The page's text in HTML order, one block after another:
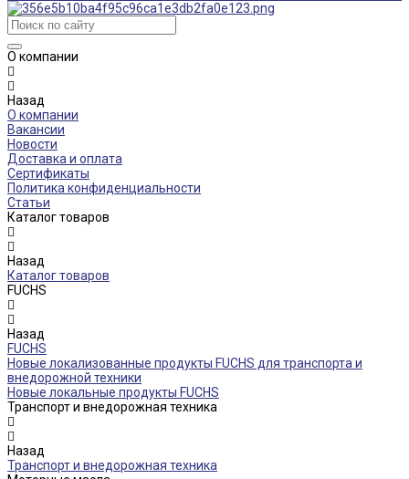
О компании
Назад
О компании
Вакансии
Новости
Доставка и оплата
Сертификаты
Политика конфиденциальности
Статьи
Каталог товаров
Назад
Каталог товаров
FUCHS
Назад
FUCHS
Новые локализованные продукты FUCHS для транспорта и
внедорожной техники
Новые локальные продукты FUCHS
Транспорт и внедорожная техника
Назад
Транспорт и внедорожная техника